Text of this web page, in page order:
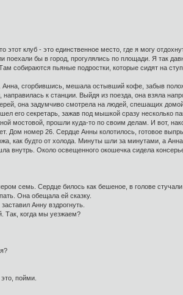
клуб - это единственное место, где я могу
бы в город, прогулялись по площади. Я так
собираются пьяные подростки, которые сидят на
Анна, сгорбившись, мешала остывший кофе, забыв
к станции. Выйдя из поезда, она взяла
она задумчиво смотрела на людей, спешащих
его секретарь, зажав под мышкой сразу несколько
мостовой, прошли куда-то по своим делам. И вот,
номер 26. Сердце Анны колотилось, готовое
как будто от холода. Минуты шли за минутами, а
внутрь. Около освещенного окошечка сидела
семь. Сердце билось как бешеное, в голове
Она обещала ей сказку.
Анну вздрогнуть.
Так, когда мы уезжаем?
пойми.